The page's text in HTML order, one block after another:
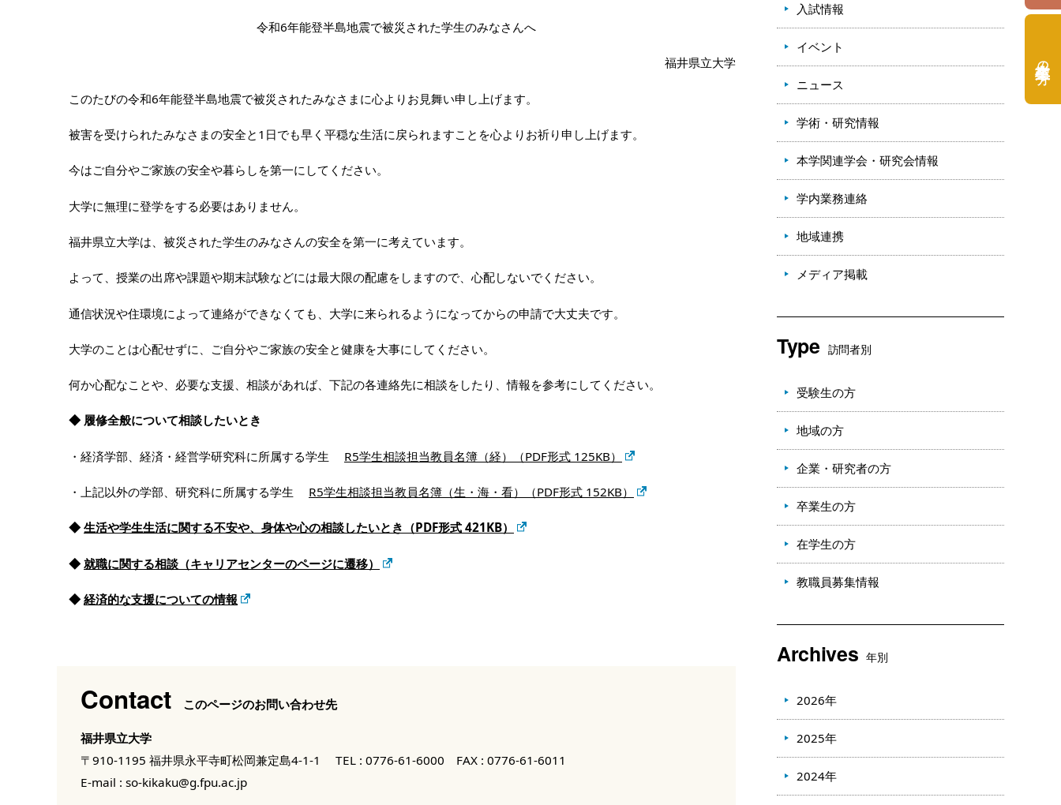
の方
令和6年能登半島地震で被災された学生のみなさんへ
福井県立大学
このたびの令和6年能登半島地震で被災されたみなさまに心よりお見舞い申し上げます。
被害を受けられたみなさまの安全と1日でも早く平穏な生活に戻られますことを心よりお祈り申し上げます。
今はご自分やご家族の安全や暮らしを第一にしてください。
大学に無理に登学をする必要はありません。
福井県立大学は、被災された学生のみなさんの安全を第一に考えています。
よって、授業の出席や課題や期末試験などには最大限の配慮をしますので、心配しないでください。
通信状況や住環境によって連絡ができなくても、大学に来られるようになってからの申請で大丈夫です。
大学のことは心配せずに、ご自分やご家族の安全と健康を大事にしてください。
何か心配なことや、必要な支援、相談があれば、下記の各連絡先に相談をしたり、情報を参考にしてください。
◆ 履修全般について相談したいとき
・経済学部、経済・経営学研究科に所属する学生 R5学生相談担当教員名簿（経）（PDF形式 125KB）
・上記以外の学部、研究科に所属する学生 R5学生相談担当教員名簿（生・海・看）（PDF形式 152KB）
◆ 生活や学生生活に関する不安や、身体や心の相談したいとき（PDF形式 421KB）
◆ 就職に関する相談（キャリアセンターのページに遷移）
◆ 経済的な支援についての情報
Contact このページのお問い合わせ先
福井県立大学
〒910-1195 福井県永平寺町松岡兼定島4-1-1
TEL : 0776-61-6000 FAX : 0776-61-6011
E-mail : so-kikaku@g.fpu.ac.jp
入試情報
イベント
ニュース
学術・研究情報
本学関連学会・研究会情報
学内業務連絡
地域連携
メディア掲載
Type 訪問者別
受験生の方
地域の方
企業・研究者の方
卒業生の方
在学生の方
教職員募集情報
Archives 年別
2026年
2025年
2024年